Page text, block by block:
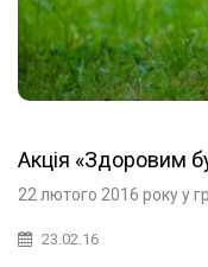
Акція «Здоровим
22 лютого 2016 року у
23.02.16